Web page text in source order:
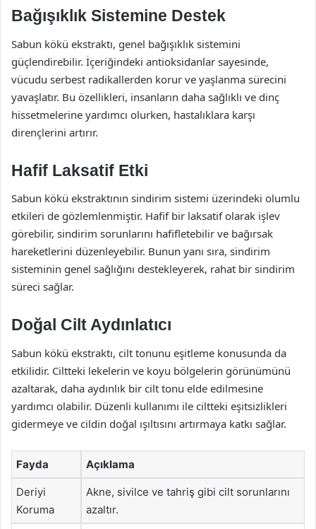
Bağışıklık Sistemine Destek
Sabun kökü ekstraktı, genel bağışıklık sistemini
güçlendirebilir. İçeriğindeki antioksidanlar sayesinde,
vücudu serbest radikallerden korur ve yaşlanma sürecini
yavaşlatır. Bu özellikleri, insanların daha sağlıklı ve dinç
hissetmelerine yardımcı olurken, hastalıklara karşı
dirençlerini artırır.
Hafif Laksatif Etki
Sabun kökü ekstraktının sindirim sistemi üzerindeki olumlu
etkileri de gözlemlenmiştir. Hafif bir laksatif olarak işlev
görebilir, sindirim sorunlarını hafifletebilir ve bağırsak
hareketlerini düzenleyebilir. Bunun yanı sıra, sindirim
sisteminin genel sağlığını destekleyerek, rahat bir sindirim
süreci sağlar.
Doğal Cilt Aydınlatıcı
Sabun kökü ekstraktı, cilt tonunu eşitleme konusunda da
etkilidir. Ciltteki lekelerin ve koyu bölgelerin görünümünü
azaltarak, daha aydınlık bir cilt tonu elde edilmesine
yardımcı olabilir. Düzenli kullanımı ile ciltteki eşitsizlikleri
gidermeye ve cildin doğal ışıltısını artırmaya katkı sağlar.
Fayda Açıklama
Deriyi
Koruma
Akne, sivilce ve tahriş gibi cilt sorunlarını
azaltır.